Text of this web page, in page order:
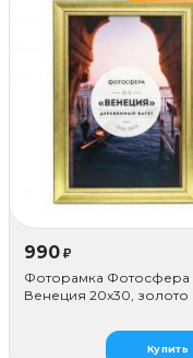
990 ₽
Фоторамка Фотосфера
Венеция 20x30, золото
Купить